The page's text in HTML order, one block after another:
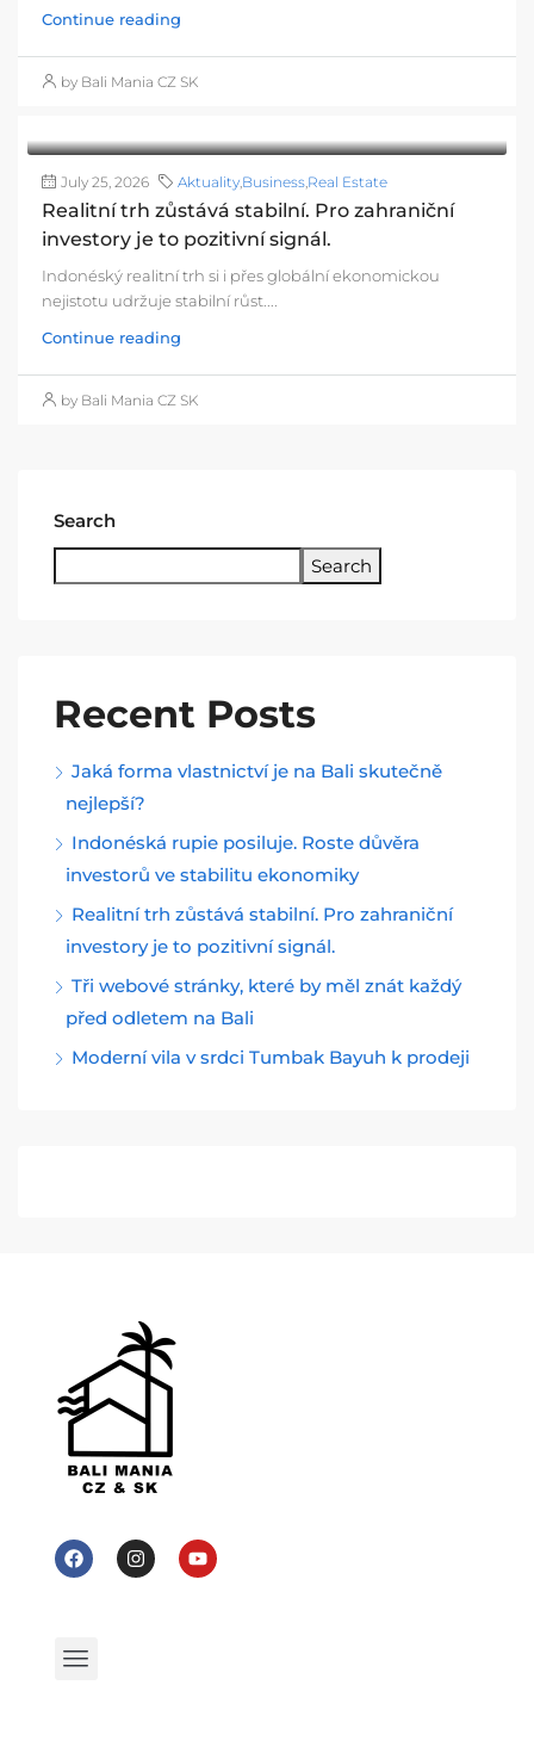
Continue reading
by Bali Mania CZ SK
July 25, 2026 Aktuality Business Real Estate
Realitní trh zůstává stabilní. Pro zahraniční
investory je to pozitivní signál.
Indonéský realitní trh si i přes globální ekonomickou
nejistotu udržuje stabilní růst....
Continue reading
by Bali Mania CZ SK
Search
Search
Recent Posts
Jaká forma vlastnictví je na Bali skutečně
nejlepší?
Indonéská rupie posiluje. Roste důvěra
investorů ve stabilitu ekonomiky
Realitní trh zůstává stabilní. Pro zahraniční
investory je to pozitivní signál.
Tři webové stránky, které by měl znát každý
před odletem na Bali
Moderní vila v srdci Tumbak Bayuh k prodeji